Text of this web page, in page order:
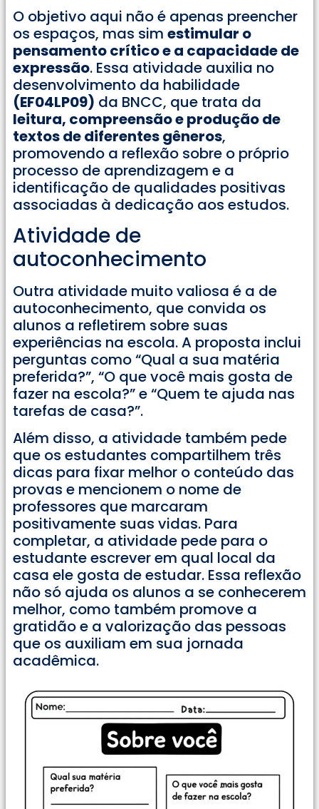
O objetivo aqui não é apenas preencher
os espaços, mas sim estimular o
pensamento crítico e a capacidade de
expressão. Essa atividade auxilia no
desenvolvimento da habilidade
(EF04LP09) da BNCC, que trata da
leitura, compreensão e produção de
textos de diferentes gêneros,
promovendo a reflexão sobre o próprio
processo de aprendizagem e a
identificação de qualidades positivas
associadas à dedicação aos estudos.
Atividade de
autoconhecimento
Outra atividade muito valiosa é a de
autoconhecimento, que convida os
alunos a refletirem sobre suas
experiências na escola. A proposta inclui
perguntas como “Qual a sua matéria
preferida?”, “O que você mais gosta de
fazer na escola?” e “Quem te ajuda nas
tarefas de casa?”.
Além disso, a atividade também pede
que os estudantes compartilhem três
dicas para fixar melhor o conteúdo das
provas e mencionem o nome de
professores que marcaram
positivamente suas vidas. Para
completar, a atividade pede para o
estudante escrever em qual local da
casa ele gosta de estudar. Essa reflexão
não só ajuda os alunos a se conhecerem
melhor, como também promove a
gratidão e a valorização das pessoas
que os auxiliam em sua jornada
acadêmica.